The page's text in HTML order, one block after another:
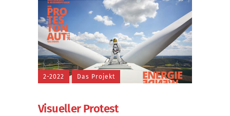
2-2022 Das Projekt
Visueller Protest